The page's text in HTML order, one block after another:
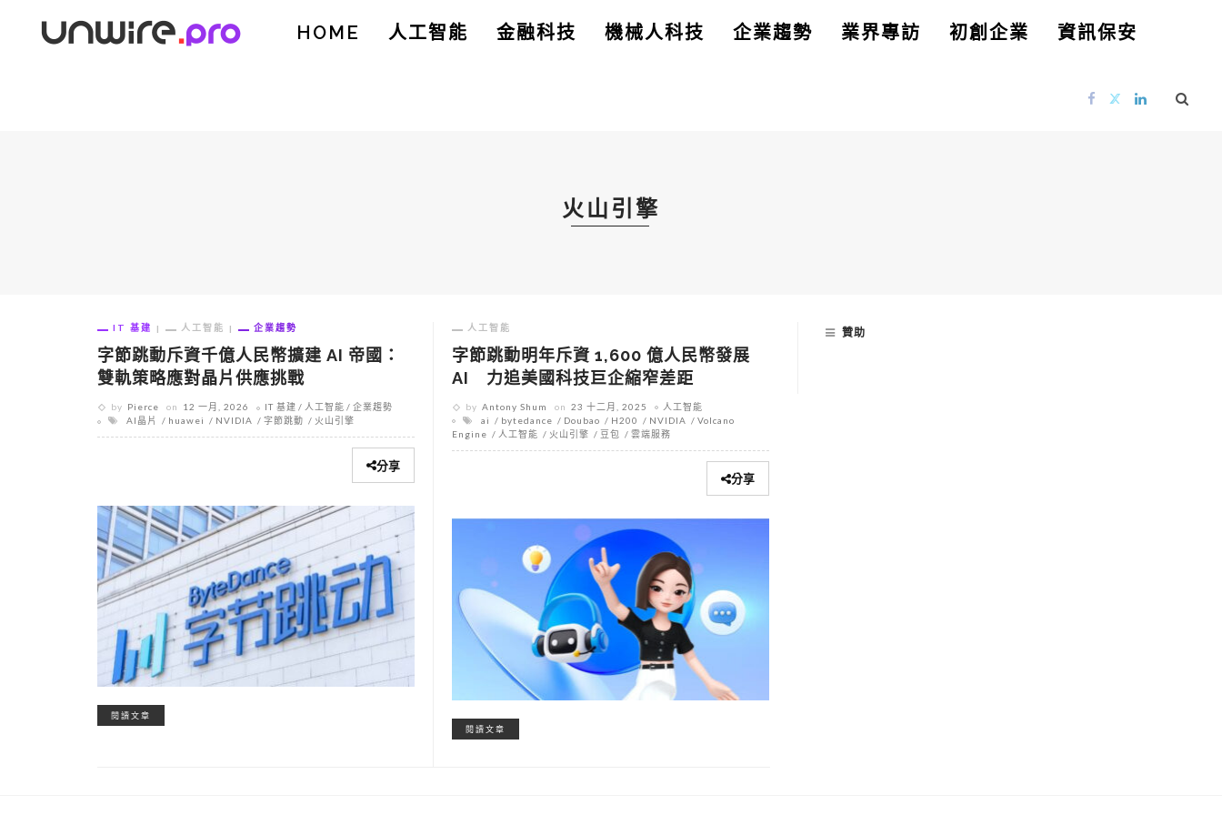
HOME 人工智能 金融科技 機械人科技 企業趨勢 業界專訪 初創企業 資訊保安
火山引擎
IT 基建 人工智能 企業趨勢
字節跳動斥資千億人民幣擴建 AI 帝國：
雙軌策略應對晶片供應挑戰
by Pierce on 12 一月, 2026 IT 基建 人工智能
企業趨勢
AI晶片
huawei NVIDIA 字節跳動 火山引擎
分享
閱讀文章
人工智能
字節跳動明年斥資 1,600 億人民幣發展
AI 力追美國科技巨企縮窄差距
by Antony Shum on 23 十二月, 2025
人工智能
ai
bytedance Doubao H200 NVIDIA
Volcano
Engine
人工智能 火山引擎 豆包 雲端服務
分享
閱讀文章
贊助